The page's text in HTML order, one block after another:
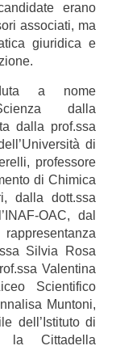
erano
associati, ma
giuridica e
a nome
dalla
dalla prof.ssa
di
professore
di Chimica
dalla dott.ssa
OAC, dal
Silvia Rosa
Valentina
Scientifico
Muntoni,
dell’Istituto di
la Cittadella